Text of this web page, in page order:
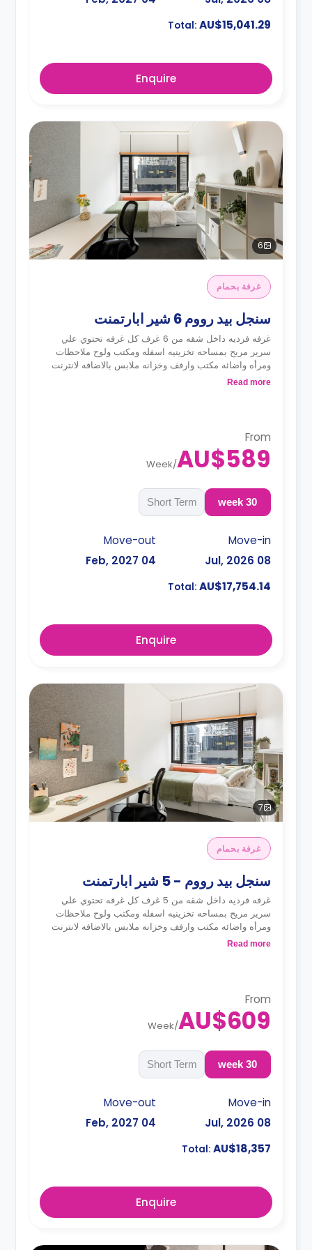
Total: AU$15,041.29
Enquire
6
غرفة بحمام
سنجل بيد رووم 6 شير ابارتمنت
غرفه فرديه داخل شقه من 6 غرف كل غرفه تحتوي علي
سرير مريح بمساحه تخزينيه اسفله ومكتب ولوح ملاحظات
ومرأه واضائه مكتب وارفف وخزانه ملابس بالاضافه لانترنت
وحمام مشترك وغرفه معيشه ملحق بها تليفزيون سمارت
Read more
From
AU$589
/
Week
30 week
Short Term
Move-in
08 Jul, 2026
Move-out
04 Feb, 2027
Total: AU$17,754.14
Enquire
7
غرفة بحمام
سنجل بيد رووم - 5 شير ابارتمنت
غرفه فرديه داخل شقه من 5 غرف كل غرفه تحتوي علي
سرير مريح بمساحه تخزينيه اسفله ومكتب ولوح ملاحظات
ومرأه واضائه مكتب وارفف وخزانه ملابس بالاضافه لانترنت
وحمام مشترك وغرفه معيشه ملحق بها تليفزيون سمارت
Read more
From
AU$609
/
Week
30 week
Short Term
Move-in
08 Jul, 2026
Move-out
04 Feb, 2027
Total: AU$18,357
Enquire